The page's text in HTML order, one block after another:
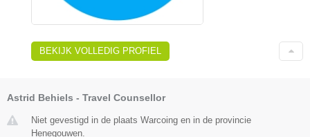
BEKIJK VOLLEDIG PROFIEL
Astrid Behiels - Travel Counsellor
Niet gevestigd in de plaats Warcoing en in de provincie
Henegouwen.